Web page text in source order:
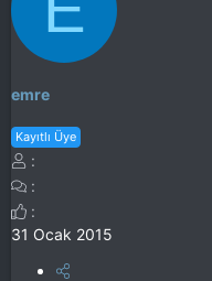
emre
Kayıtlı Üye
31 Ocak 2015